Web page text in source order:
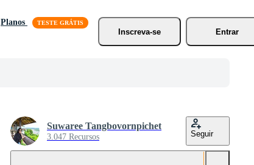
Planos
Inscreva-se
Entrar
Suwaree Tangbovornpichet
3.047 Recursos Seguir